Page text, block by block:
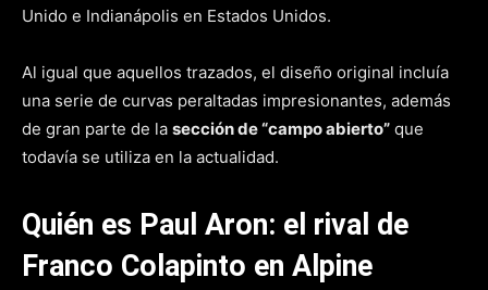
Unido e Indianápolis en Estados Unidos.
Al igual que aquellos trazados, el diseño original incluía
una serie de curvas peraltadas impresionantes, además
de gran parte de la sección de “campo abierto” que
todavía se utiliza en la actualidad.
Quién es Paul Aron: el rival de
Franco Colapinto en Alpine